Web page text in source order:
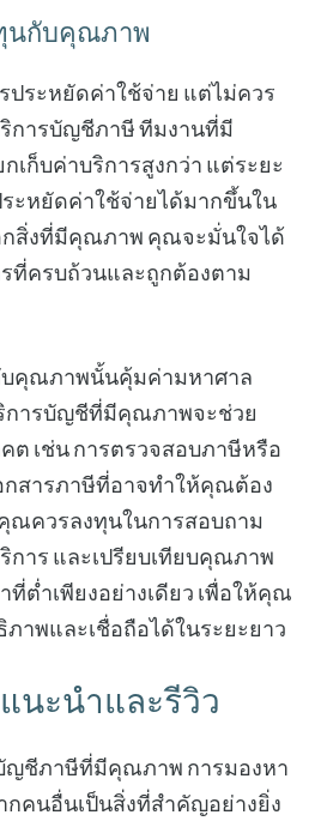
นกับคุณภาพ
ระหยัดค่าใช้จ่าย แต่ไม่ควร
การบัญชีภาษี ทีมงานที่มี
เก็บค่าบริการสูงกว่า แต่ระยะ
ะหยัดค่าใช้จ่ายได้มากขึ้นใน
กสิ่งที่มีคุณภาพ คุณจะมั่นใจได้
ที่ครบถ้วนและถูกต้องตาม
คุณภาพนั้นคุ้มค่ามหาศาล
ริการบัญชีที่มีคุณภาพจะช่วย
ต เช่น การตรวจสอบภาษีหรือ
กสารภาษีที่อาจทำให้คุณต้อง
คุณควรลงทุนในการสอบถาม
การ และเปรียบเทียบคุณภาพ
ต่ำเพียงอย่างเดียว เพื่อให้คุณ
าพและเชื่อถือได้ในระยะยาว
นะนำและรีวิว
ญชีภาษีที่มีคุณภาพ การมองหา
กคนอื่นเป็นสิ่งที่สำคัญอย่างยิ่ง